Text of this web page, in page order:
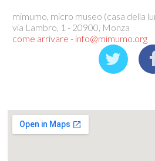
mimumo, micro museo (casa della
via Lambro, 1 - 20900, Monza
come arrivare - info@mimumo.org